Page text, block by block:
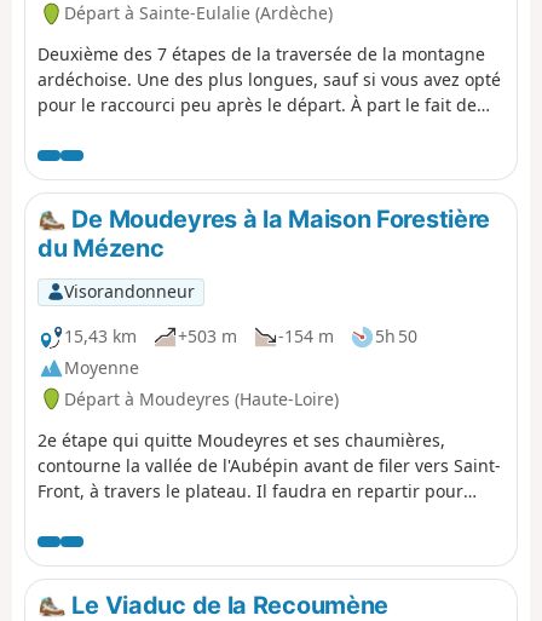
Départ à Sainte-Eulalie (Ardèche)
Deuxième des 7 étapes de la traversée de la montagne
ardéchoise. Une des plus longues, sauf si vous avez opté
pour le raccourci peu après le départ. À part le fait de
se trouve la source, plus exactement les sources de la
Loire qui sont recouvertes de neige en hiver, cette étape
n'est pas la plus intéressante. Mais compte tenu du choix
limité des hébergements en période hivernale, il n'est
guère possible de l'éviter.
De Moudeyres à la Maison Forestière
du Mézenc
Visorandonneur
15,43 km
+503 m -154 m
5h 50
Moyenne
Départ à Moudeyres (Haute-Loire)
2e étape qui quitte Moudeyres et ses chaumières,
contourne la vallée de l'Aubépin avant de filer vers Saint-
Front, à travers le plateau. Il faudra en repartir pour
Alambre. Après la Croix de la Plonge, il ne reste que
quelques pas pour rejoindre la Maison Forestière du
Mézenc.Le Viaduc de la Recoumène